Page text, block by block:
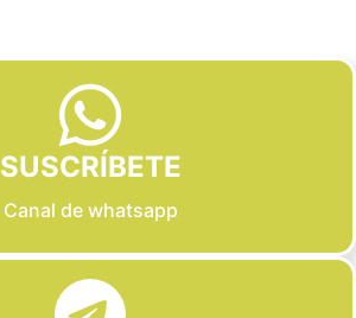
SUSCRÍBETE
Canal de whatsapp